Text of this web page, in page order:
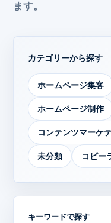
ます。
カテゴリーから探す
ホームページ集客
ホームページ制作
コンテンツマーケ
未分類 コピー
キーワードで探す